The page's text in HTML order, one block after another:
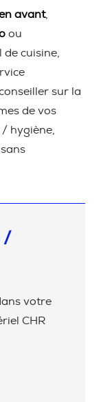
avant,
ou
cuisine,
sur la
de vos
hygiène,
sans
/
votre
CHR